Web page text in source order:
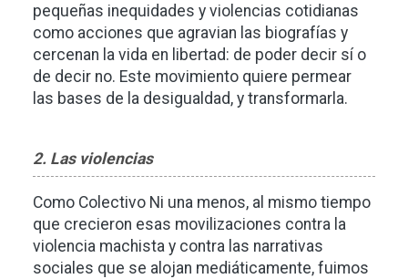
pequeñas inequidades y violencias cotidianas
como acciones que agravian las biografías y
cercenan la vida en libertad: de poder decir sí o
de decir no. Este movimiento quiere permear
las bases de la desigualdad, y transformarla.
2. Las violencias
Como Colectivo Ni una menos, al mismo tiempo
que crecieron esas movilizaciones contra la
violencia machista y contra las narrativas
sociales que se alojan mediáticamente, fuimos